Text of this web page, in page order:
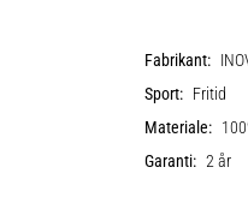
Fabrikant:
Sport: Fritid
Materiale:
Garanti: 2 år